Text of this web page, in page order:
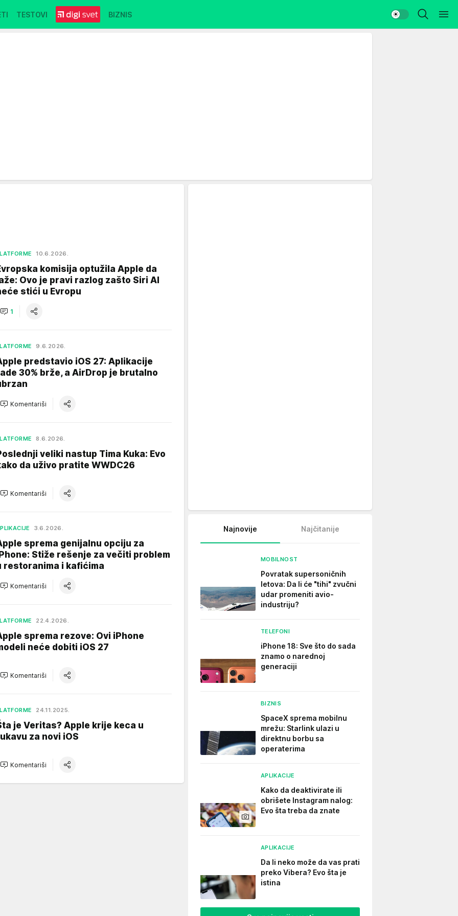
TESTOVI BIZNIS
10.6.2026.
komisija optužila Apple da
Ovo je pravi razlog zašto Siri AI
stići u Evropu
1
9.6.2026.
predstavio iOS 27: Aplikacije
30% brže, a AirDrop je brutalno
Komentariši
8.6.2026.
veliki nastup Tima Kuka: Evo
da uživo pratite WWDC26
Komentariši
3.6.2026.
sprema genijalnu opciju za
Stiže rešenje za večiti problem
restoranima i kafićima
Komentariši
22.4.2026.
sprema rezove: Ovi iPhone
neće dobiti iOS 27
Komentariši
24.11.2025.
je Veritas? Apple krije keca u
za novi iOS
Komentariši
Najnovije Najčitanije
MOBILNOST
Povratak supersoničnih
letova: Da li će "tihi" zvučni
udar promeniti avio-
industriju?
TELEFONI
iPhone 18: Sve što do sada
znamo o narednoj
generaciji
BIZNIS
SpaceX sprema mobilnu
mrežu: Starlink ulazi u
direktnu borbu sa
operaterima
APLIKACIJE
Kako da deaktivirate ili
obrišete Instagram nalog:
Evo šta treba da znate
APLIKACIJE
Da li neko može da vas prati
preko Vibera? Evo šta je
istina